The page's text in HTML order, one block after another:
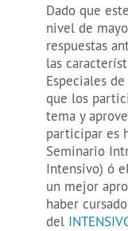
Dado que
nivel de
respuestas
las
Especiales
que los
tema y
participar es
Seminario
Intensivo) ó
un mejor
haber
del